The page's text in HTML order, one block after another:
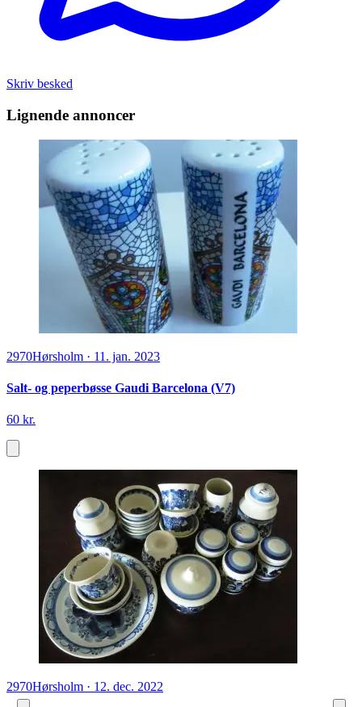
Skriv besked
Lignende annoncer
2970Hørsholm · 11. jan. 2023
Salt- og peperbøsse Gaudi Barcelona (V7)
60 kr.
2970Hørsholm · 12. dec. 2022